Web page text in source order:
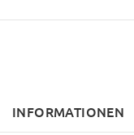
INFORMATIONEN